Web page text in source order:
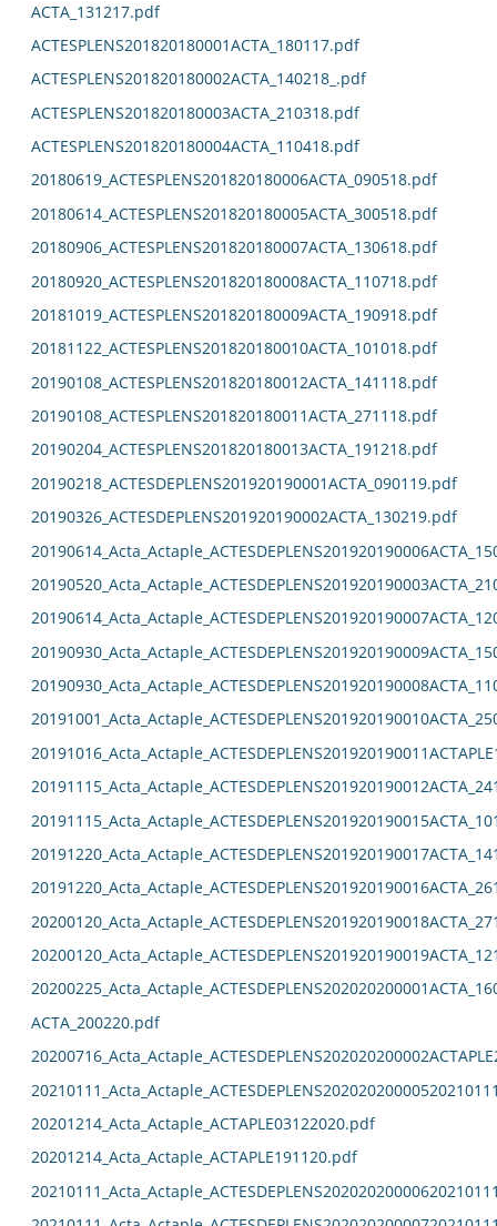
ACTA_131217.pdf
ACTESPLENS201820180001ACTA_180117.pdf
ACTESPLENS201820180002ACTA_140218_.pdf
ACTESPLENS201820180003ACTA_210318.pdf
ACTESPLENS201820180004ACTA_110418.pdf
20180619_ACTESPLENS201820180006ACTA_090518.pdf
20180614_ACTESPLENS201820180005ACTA_300518.pdf
20180906_ACTESPLENS201820180007ACTA_130618.pdf
20180920_ACTESPLENS201820180008ACTA_110718.pdf
20181019_ACTESPLENS201820180009ACTA_190918.pdf
20181122_ACTESPLENS201820180010ACTA_101018.pdf
20190108_ACTESPLENS201820180012ACTA_141118.pdf
20190108_ACTESPLENS201820180011ACTA_271118.pdf
20190204_ACTESPLENS201820180013ACTA_191218.pdf
20190218_ACTESDEPLENS201920190001ACTA_090119.pdf
20190326_ACTESDEPLENS201920190002ACTA_130219.pdf
ACTA_200220.pdf
20201214_Acta_Actaple_ACTAPLE03122020.pdf
20201214_Acta_Actaple_ACTAPLE191120.pdf